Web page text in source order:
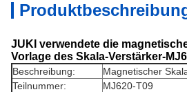
JUKI verwendete die
Vorlage des Skala-Verstärker-
Beschreibung:
Magnetischer
Teilnummer:
MJ620-T09